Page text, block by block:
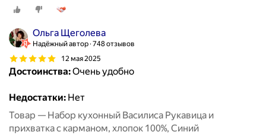
Ольга Щеголева
Надёжный автор 748 отзывов
12 мая 2025
Достоинства:Очень удобно
Недостатки: Нет
Товар — Набор кухонный Василиса Рукавица и
прихватка с карманом, хлопок 100%, Синий